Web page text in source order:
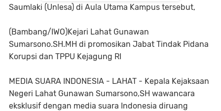
Saumlaki (Unlesa) di Aula Utama Kampus tersebut,
(Bambang/IWO)Kejari Lahat Gunawan
Sumarsono.SH.MH di promosikan Jabat Tindak Pidana
Korupsi dan TPPU Kejagung RI
MEDIA SUARA INDONESIA - LAHAT - Kepala Kejaksaan
Negeri Lahat Gunawan Sumarsono,SH wawancara
eksklusif dengan media suara Indonesia diruang